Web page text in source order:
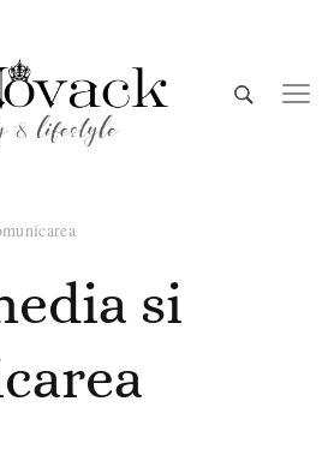
si